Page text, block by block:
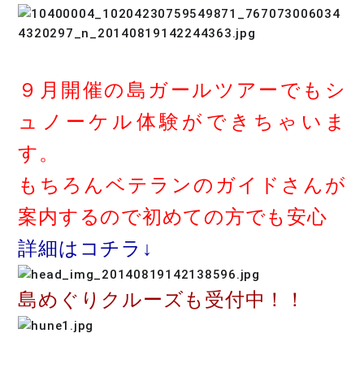
９月開催の島ガールツアーでもシ
ュノーケル体験ができちゃいま
す。
もちろんベテランのガイドさんが
案内するので初めての方でも安心
詳細はコチラ↓
島めぐりクルーズも受付中！！